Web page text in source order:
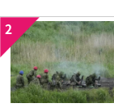
2